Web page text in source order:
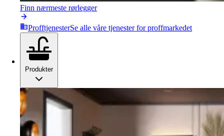
Finn nærmeste rørlegger
ProfftjenesterSe alle våre tjenester for proffmarkedet
Produkter